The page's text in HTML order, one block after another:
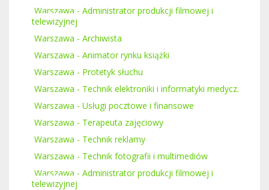
Warszawa - Administrator produkcji filmowej i
telewizyjnej
Warszawa - Archiwista
Warszawa - Animator rynku książki
Warszawa - Protetyk słuchu
Warszawa - Technik elektroniki i informatyki medycz.
Warszawa - Usługi pocztowe i finansowe
Warszawa - Terapeuta zajęciowy
Warszawa - Technik reklamy
Warszawa - Technik fotografii i multimediów
Warszawa - Administrator produkcji filmowej i
telewizyjnej